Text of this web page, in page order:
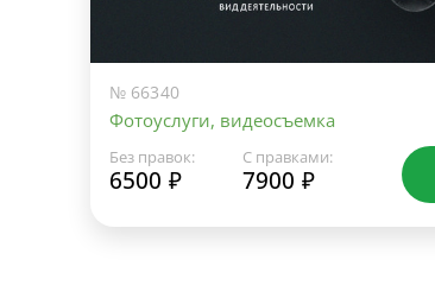
№ 66340
Фотоуслуги, видеосъемка
Без правок:
6500 ₽
С правками:
7900 ₽